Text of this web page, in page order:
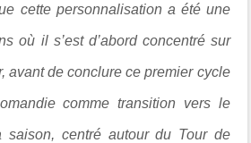
cette personnalisation a été une
où il s’est d’abord concentré sur
avant de conclure ce premier cycle
comme transition vers le
saison, centré autour du Tour de